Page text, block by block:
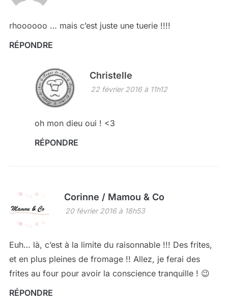
rhoooooo … mais c’est juste une tuerie !!!!
RÉPONDRE
Christelle
22 février 2016 à 11h12
oh mon dieu oui ! <3
RÉPONDRE
Corinne / Mamou & Co
20 février 2016 à 18h53
Euh… là, c’est à la limite du raisonnable !!! Des frites,
et en plus pleines de fromage !! Allez, je ferai des
frites au four pour avoir la conscience tranquille ! 😉
RÉPONDRE